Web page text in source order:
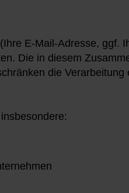
E-Mail-Adresse, ggf.
Die in diesem
die Verarbeitung